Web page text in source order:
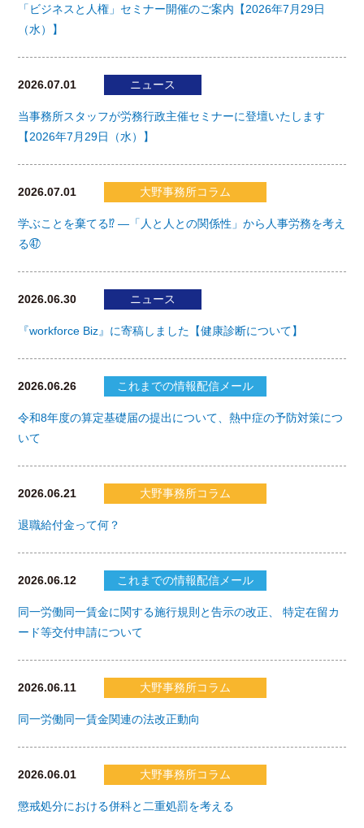
「ビジネスと人権」セミナー開催のご案内【2026年7月29日
（水）】
2026.07.01 ニュース
当事務所スタッフが労務行政主催セミナーに登壇いたします
【2026年7月29日（水）】
2026.07.01 大野事務所コラム
学ぶことを棄てる⁉ ―「人と人との関係性」から人事労務を考え
る㊼
2026.06.30 ニュース
『workforce Biz』に寄稿しました【健康診断について】
2026.06.26 これまでの情報配信メール
令和8年度の算定基礎届の提出について、熱中症の予防対策につ
いて
2026.06.21 大野事務所コラム
退職給付金って何？
2026.06.12 これまでの情報配信メール
同一労働同一賃金に関する施行規則と告示の改正、 特定在留カ
ード等交付申請について
2026.06.11 大野事務所コラム
同一労働同一賃金関連の法改正動向
2026.06.01 大野事務所コラム
懲戒処分における併科と二重処罰を考える